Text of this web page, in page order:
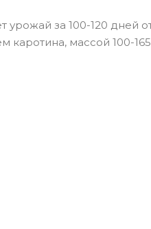
за 100-120 дней
массой 100-165